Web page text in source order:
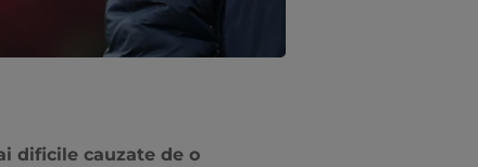
dificile cauzate de o